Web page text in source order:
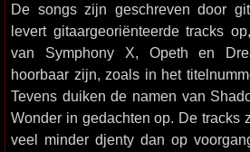
De songs zijn geschreven door
levert gitaargeoriënteerde tracks
van Symphony X, Opeth en
hoorbaar zijn, zoals in het
Tevens duiken de namen van
Wonder in gedachten op. De tracks
veel minder djenty dan op